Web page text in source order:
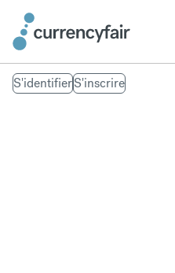
S'identifierS'inscrire